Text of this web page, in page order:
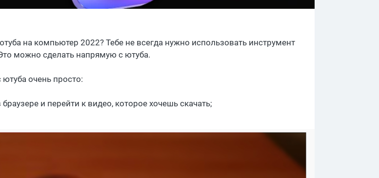
на компьютер 2022? Тебе не всегда нужно использовать инструмент
можно сделать напрямую с ютуба.
очень просто:
и перейти к видео, которое хочешь скачать;